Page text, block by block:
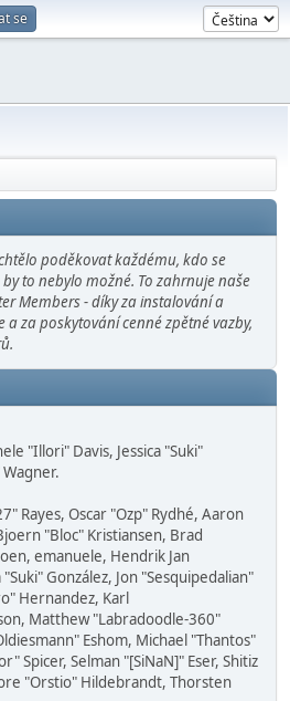
se
poděkovat každému, kdo se
by to nebylo možné. To zahrnuje naše
Members - díky za instalování a
za poskytování cenné zpětné vazby,
"Illori" Davis, Jessica "Suki"
Rayes, Oscar "Ozp" Rydhé, Aaron
"Bloc" Kristiansen, Brad
emanuele, Hendrik Jan
González, Jon "Sesquipedalian"
Hernandez, Karl
Matthew "Labradoodle-360"
Eshom, Michael "Thantos"
Spicer, Selman "[SiNaN]" Eser, Shitiz
"Orstio" Hildebrandt, Thorsten